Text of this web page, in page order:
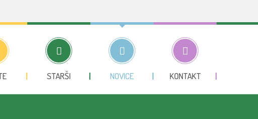
STARŠI NOVICE KONTAKT